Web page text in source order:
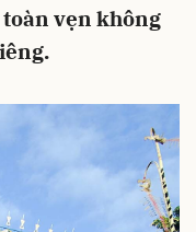
vẹn không